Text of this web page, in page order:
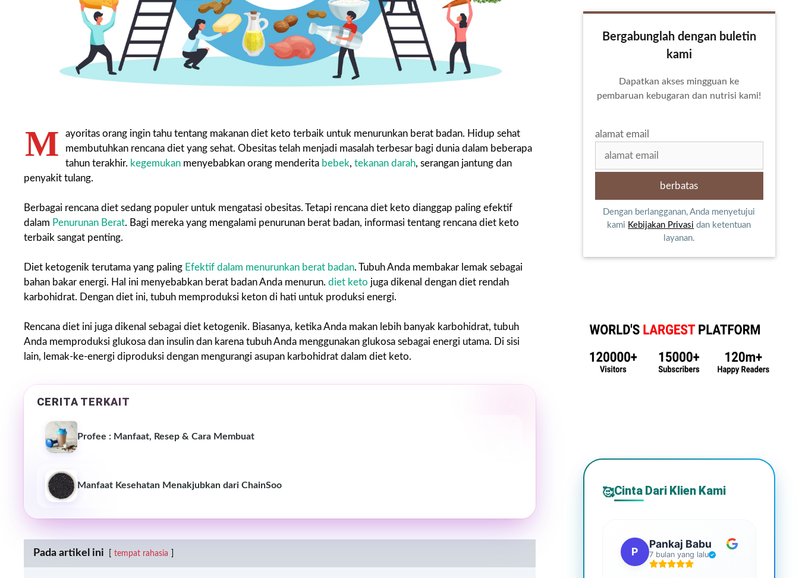
M
ayoritas orang ingin tahu tentang makanan diet keto terbaik untuk menurunkan berat badan. Hidup sehat
membutuhkan rencana diet yang sehat. Obesitas telah menjadi masalah terbesar bagi dunia dalam beberapa
tahun terakhir. kegemukan menyebabkan orang menderita bebek, tekanan darah, serangan jantung dan
penyakit tulang.
Berbagai rencana diet sedang populer untuk mengatasi obesitas. Tetapi rencana diet keto dianggap paling efektif
dalam Penurunan Berat. Bagi mereka yang mengalami penurunan berat badan, informasi tentang rencana diet keto
terbaik sangat penting.
Diet ketogenik terutama yang paling Efektif dalam menurunkan berat badan. Tubuh Anda membakar lemak sebagai
bahan bakar energi. Hal ini menyebabkan berat badan Anda menurun. diet keto juga dikenal dengan diet rendah
karbohidrat. Dengan diet ini, tubuh memproduksi keton di hati untuk produksi energi.
Rencana diet ini juga dikenal sebagai diet ketogenik. Biasanya, ketika Anda makan lebih banyak karbohidrat, tubuh
Anda memproduksi glukosa dan insulin dan karena tubuh Anda menggunakan glukosa sebagai energi utama. Di sisi
lain, lemak-ke-energi diproduksi dengan mengurangi asupan karbohidrat dalam diet keto.
CERITA TERKAIT
Profee : Manfaat, Resep & Cara Membuat
Manfaat Kesehatan Menakjubkan dari ChainSoo
Pada artikel ini tempat rahasia
Bergabunglah dengan buletin
kami
Dapatkan akses mingguan ke
pembaruan kebugaran dan nutrisi kami!
alamat email
Dengan berlangganan, Anda menyetujui
kami Kebijakan Privasi dan ketentuan
layanan.
🥰Cinta Dari Klien Kami
P
Pankaj Babu
7 bulan yang lalu